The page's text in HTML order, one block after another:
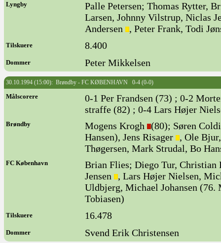
Lyngby
Palle Petersen; Thomas Rytter,
Larsen, Johnny Vilstrup, Niclas
Andersen
, Peter Frank, Todi
Tilskuere 8.400
Dommer Peter Mikkelsen
30.10.1994 (15:00): Brøndby - FC KØBENHAVN 0-4 (0-0)
Målscorere
0-1 Per Frandsen (73) ; 0-2
straffe (82) ; 0-4 Lars Højer
Brøndby Mogens Krogh
(80); Søren
Hansen), Jens Risager
, Ole
Thøgersen, Mark Strudal, Bo
FC København
Brian Flies; Diego Tur, Christian
Jensen
, Lars Højer Nielsen,
Uldbjerg, Michael Johansen (76.
Tobiasen)
Tilskuere 16.478
Dommer Svend Erik Christensen